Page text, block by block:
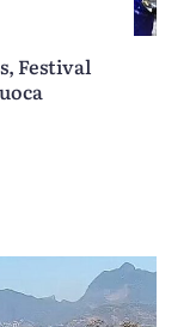
Festival